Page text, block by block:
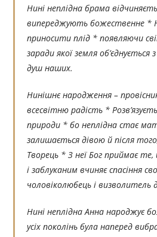
Нині неплідна брама
випереджують божественне *
приносити плід * появляючи
заради якої земля об’єднується
душ наших.
Нинішнє народження –
всесвітню радість *
природи * бо неплідна стає
залишається дівою й після
Творець * З неї Бог приймає
і заблуканим вчиняє спасіння
чоловіколюбець і визволитель
Нині неплідна Анна народжує
усіх поколінь була наперед